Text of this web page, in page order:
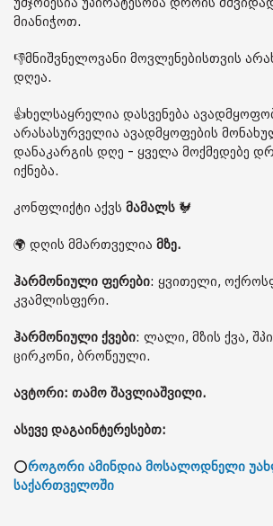
მიანიჭოთ.
👎მნიშვნელოვანი მოვლენებისთვის
დღეა.
👍ხელსაყრელია დასვენება
არასასურველია ავადმყოფების
დანაკარგის დღე - ყველა მოქმედებე
იქნება.
კონფლიქტი აქვს მამალს 🐓
🌍 დღის მმართველია მზე.
ჰარმონიული ფერები: ყვითელი,
კვამლისფერი.
ჰარმონიული ქვები: ლალი, მზის ქვა,
ცირკონი, ბროწეული.
ავტორი: თამო შავლიაშვილი.
ასევე დაგაინტერესებთ:
⭕როგორი ამინდია მოსალოდნელი
საქართველოში